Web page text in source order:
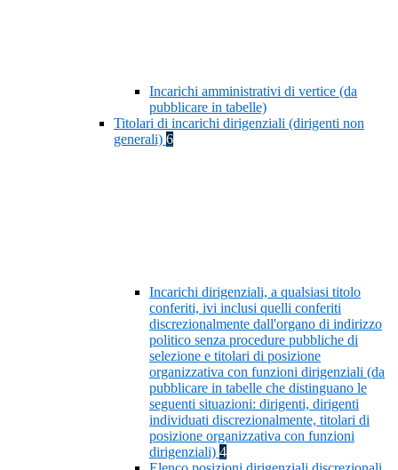
Incarichi amministrativi di vertice (da
pubblicare in tabelle)
Titolari di incarichi dirigenziali (dirigenti non
generali) 6
Incarichi dirigenziali, a qualsiasi titolo
conferiti, ivi inclusi quelli conferiti
discrezionalmente dall'organo di indirizzo
politico senza procedure pubbliche di
selezione e titolari di posizione
organizzativa con funzioni dirigenziali (da
pubblicare in tabelle che distinguano le
seguenti situazioni: dirigenti, dirigenti
individuati discrezionalmente, titolari di
posizione organizzativa con funzioni
dirigenziali) 4